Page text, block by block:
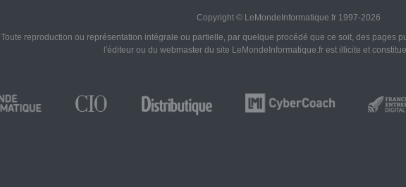
Copyright © LeMondeInformatique.fr 1997-2026
Toute reproduction ou représentation intégrale ou partielle, par quelque procédé que ce soit, des pages
l'éditeur ou du webmaster du site LeMondeInformatique.fr est illicite et